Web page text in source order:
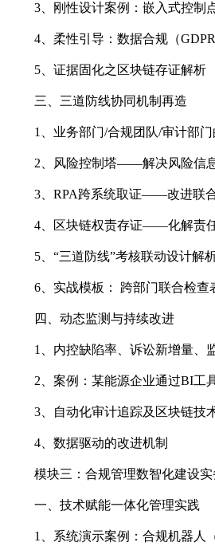
3、刚性设计案例：嵌入式控制点
4、柔性引导：数据合规（
5、证据固化之区块链存证解析
三、三道防线协同机制再造
1、业务部门/合规团队/审计部门
2、风险控制塔——解决风险信息
3、RPA跨系统取证——改进联合
4、区块链权责存证——化解责
5、“三道防线”考核联动设计解
6、实战模板： 跨部门联合检查
四、动态监测与持续改进
1、内控缺陷率、诉讼新增量、
2、案例：某能源企业通过BI工具
3、自动化审计追踪及区块链技
4、数据驱动的改进机制
模块三：合规管理数智化建设实
一、技术赋能一体化管理实践
1、系统演示案例：合规机器人